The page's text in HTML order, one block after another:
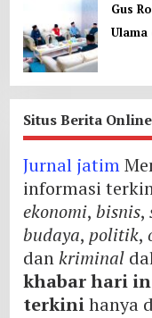
Gus
Ulama
Situs Berita
Jurnal jatim
informasi
ekonomi, bisnis,
budaya, politik,
dankriminal
khabar hari
terkinihanya